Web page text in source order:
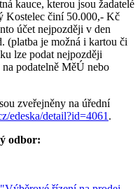
kauce, kterou jsou žadatelé
Kostelec činí 50.000,- Kč
účet nejpozději v den
(platba je možná i kartou či
lze podat nejpozději
podatelně MěÚ nebo
zveřejněny na úřední
edeska/detail?id=4061 .
odbor: